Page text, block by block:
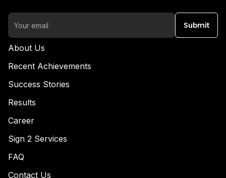
Submit
About Us
Recent Achievements
Success Stories
Results
Career
Sign 2 Services
FAQ
Contact Us